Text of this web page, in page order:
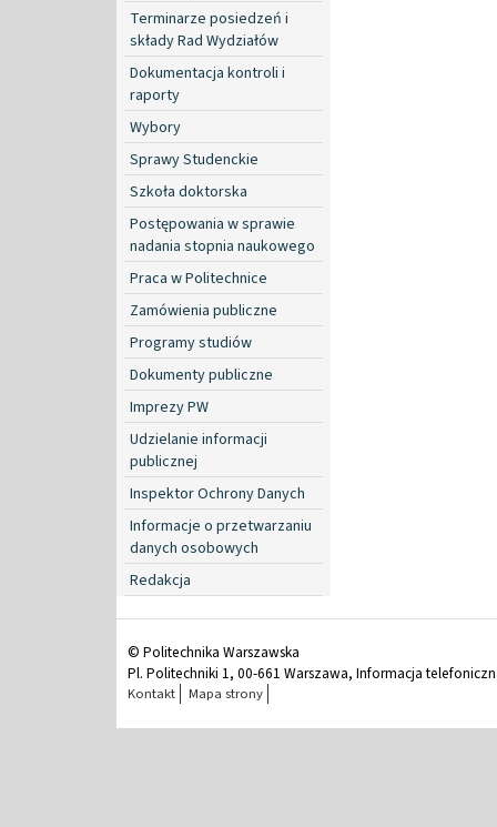
Terminarze posiedzeń i
składy Rad Wydziałów
Dokumentacja kontroli i
raporty
Wybory
Sprawy Studenckie
Szkoła doktorska
Postępowania w sprawie
nadania stopnia naukowego
Praca w Politechnice
Zamówienia publiczne
Programy studiów
Dokumenty publiczne
Imprezy PW
Udzielanie informacji
publicznej
Inspektor Ochrony Danych
Informacje o przetwarzaniu
danych osobowych
Redakcja
© Politechnika Warszawska
Pl. Politechniki 1, 00-661 Warszawa, Informacja
Kontakt Mapa strony